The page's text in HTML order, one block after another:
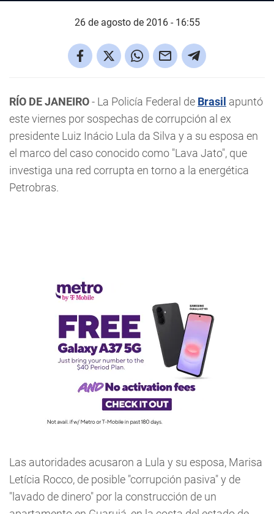
26 de agosto de 2016 - 16:55
RÍO DE JANEIRO- La Policía Federal de Brasil apuntó
este viernes por sospechas de corrupción al ex
presidente Luiz Inácio Lula da Silva y a su esposa en
el marco del caso conocido como "Lava Jato", que
investiga una red corrupta en torno a la energética
Petrobras.
Las autoridades acusaron a Lula y su esposa, Marisa
Letícia Rocco, de posible "corrupción pasiva" y de
"lavado de dinero" por la construcción de un